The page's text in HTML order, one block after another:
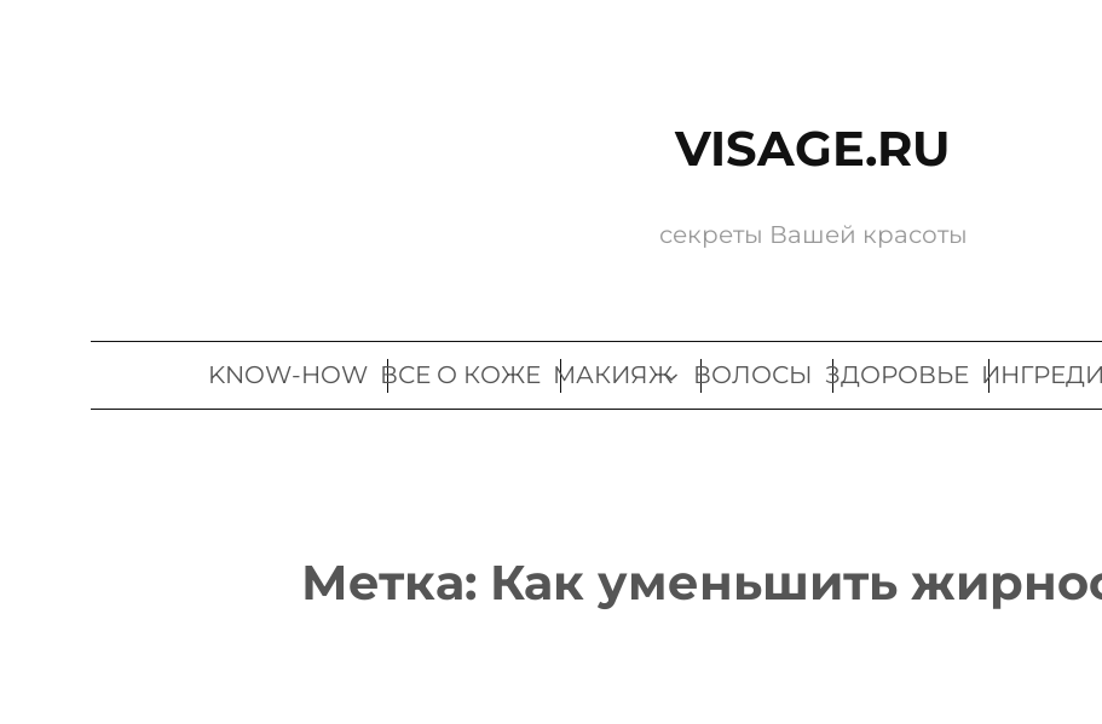
VISAGE.RU
секреты Вашей красоты
KNOW-HOW ВСЕ О КОЖЕ МАКИЯЖ ВОЛОСЫ ЗДОРОВЬЕ
Метка: Как уменьшить